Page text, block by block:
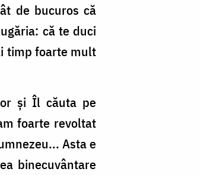
de bucuros că
că te duci
timp foarte mult
și Îl căuta pe
foarte revoltat
Asta e
binecuvântare